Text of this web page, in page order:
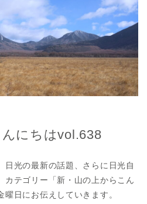
にちはvol.638
日光の最新の話題、さらに日光自
カテゴリー「新・山の上からこん
日にお伝えしていきます。